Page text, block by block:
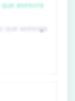
que asesora